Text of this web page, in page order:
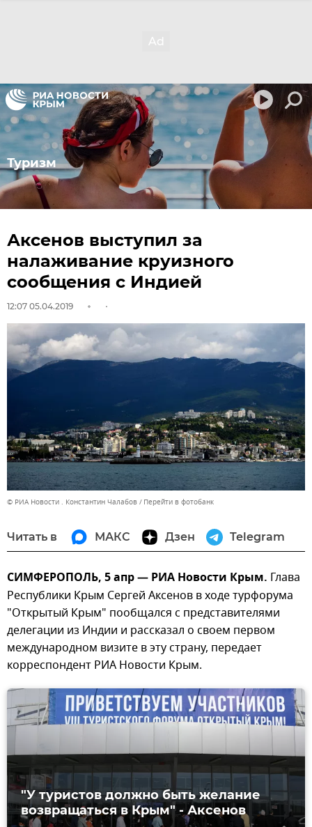
Туризм
Аксенов выступил за
налаживание круизного
сообщения с Индией
12:07 05.04.2019
© РИА Новости . Константин Чалабов Перейти в фотобанк
Читать в МАКС Дзен Telegram
СИМФЕРОПОЛЬ, 5 апр — РИА Новости Крым. Глава
Республики Крым Сергей Аксенов в ходе турфорума
"Открытый Крым" пообщался с представителями
делегации из Индии и рассказал о своем первом
международном визите в эту страну, передает
корреспондент РИА Новости Крым.
"У туристов должно быть желание
возвращаться в Крым" - Аксенов